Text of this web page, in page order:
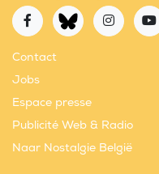
Contact
Jobs
Espace presse
Publicité Web & Radio
Naar Nostalgie België